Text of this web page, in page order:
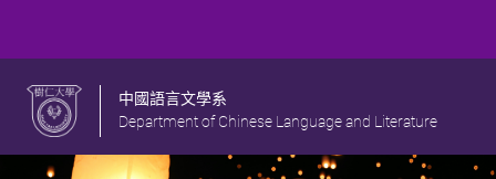
中國語言文學系
Department of Chinese Language and Literature